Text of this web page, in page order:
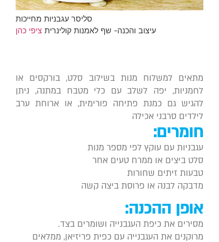
סליסר עגבניות מחייכות
עיצוב והכנה- שף לאמנות קולינריתציפי כהן
מתאים למשלוח מנות בשילוב סלט, בורקסים או
לחמניות, יפה לשלב עם כלי מטבח במתנה, ניתן
להגיש גם כמנת פתיחה פורימית, או ארוחת ערב
לילדים סרבני אכילה
חומרים:
עגבניות עם עוקץ לפי מספר מנות
סלט ביצים או ממרח טעים אחר
טבעות זיתים שחורות
מדבקה לבנה או פרוסת ביצה קשה
אופן ההכנה:
מסירים את כיפת העגבנייה ושומרים בצד.
מרוקנים את העגבנייה עם כפית פריזיאן, ממלאים